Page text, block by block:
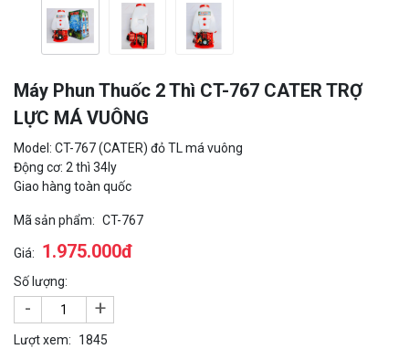
Máy Phun Thuốc 2 Thì CT-767 CATER TRỢ
LỰC MÁ VUÔNG
Model: CT-767 (CATER) đỏ TL má vuông
Động cơ: 2 thì 34ly
Giao hàng toàn quốc
Mã sản phẩm: CT-767
Giá: 1.975.000đ
Số lượng:
- +
Lượt xem: 1845